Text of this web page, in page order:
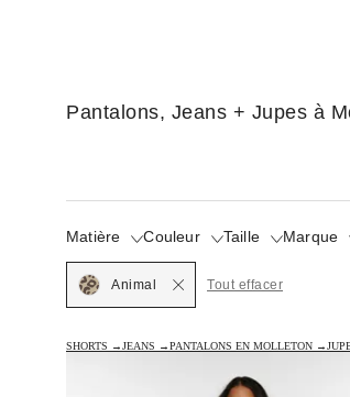
Pantalons, Jeans + Jupes à
Matière Couleur
Selected Taille Marque
Animal Tout effacer
SHORTS →JEANS →PANTALONS EN MOLLETON →